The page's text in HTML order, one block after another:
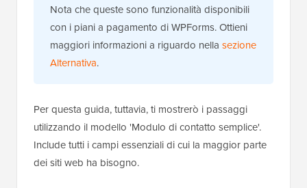
Nota che queste sono funzionalità disponibili
con i piani a pagamento di WPForms. Ottieni
maggiori informazioni a riguardo nella sezione
Alternativa.
Per questa guida, tuttavia, ti mostrerò i passaggi
utilizzando il modello 'Modulo di contatto semplice'.
Include tutti i campi essenziali di cui la maggior parte
dei siti web ha bisogno.